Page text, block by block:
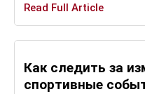
Read Full Article
Как следить за
спортивные